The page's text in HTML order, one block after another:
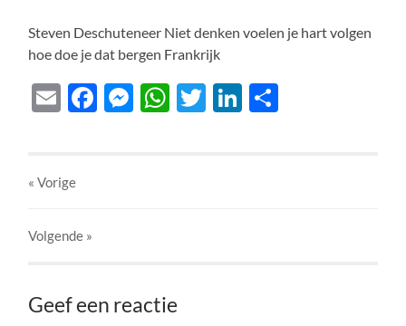
Steven Deschuteneer Niet denken voelen je hart volgen
hoe doe je dat bergen Frankrijk
EmailFacebook
Messenger
WhatsApp
TwitterLinkedIn
« Vorige
Volgende »
Geef een reactie